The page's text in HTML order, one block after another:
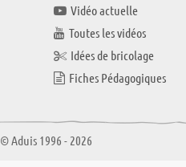
Vidéo actuelle
Toutes les vidéos
Idées de bricolage
Fiches Pédagogiques
© Aduis 1996 - 2026